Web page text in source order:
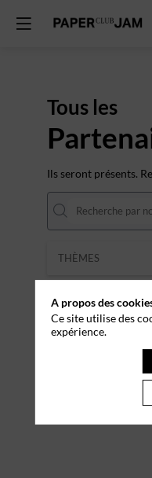
Tous les
Ils seront présents.
THÈMES
A propos des
Ce site utilise des
expérience.